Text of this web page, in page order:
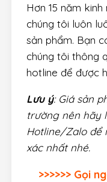
Hơn 15 năm
chúng tôi luôn
sản phẩm. Bạn
chúng tôi thông
hotline để được
Lưu ý: Giá sản
trường nên hãy
Hotline/Zalo để
xác nhất nhé.
>>>>>> Gọi